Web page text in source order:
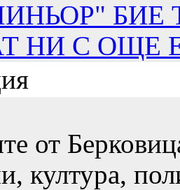
БИЕ
НИ С ОЩЕ
от
култура,